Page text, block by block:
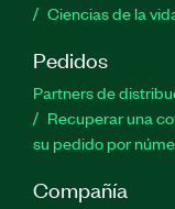
Ciencias de la
Pedidos
Partners de
Recuperar una
su pedido por
Compañía